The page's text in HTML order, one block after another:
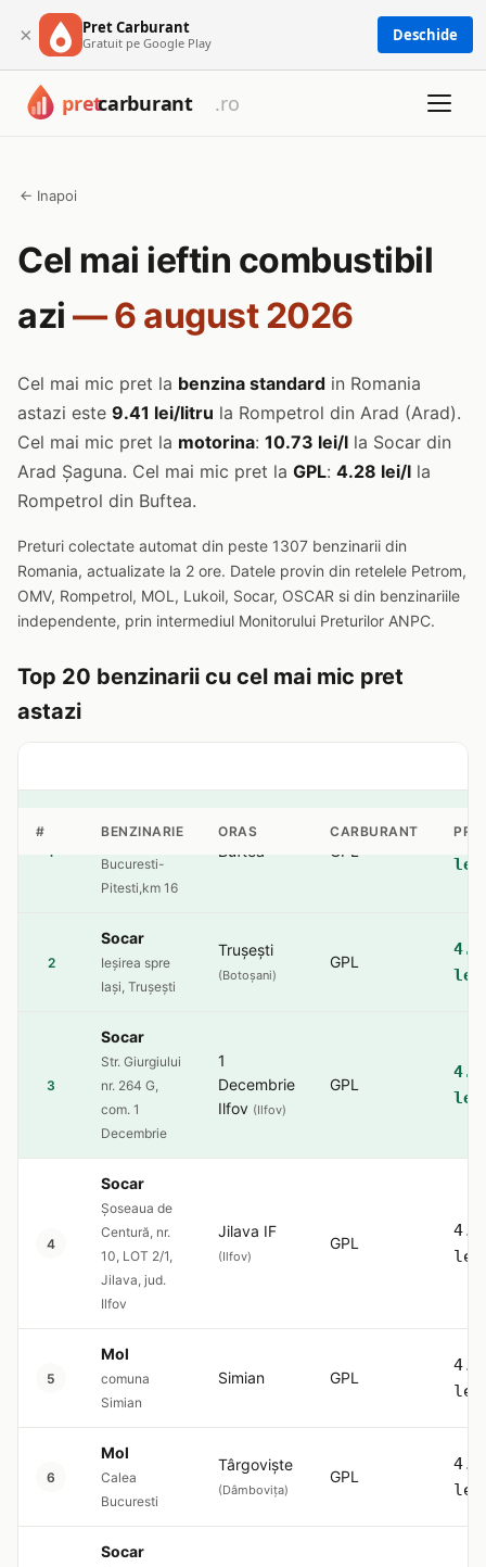
× Pret Carburant
Gratuit pe Google Play Deschide
← Inapoi
Cel mai ieftin combustibil
azi — 6 august 2026
Cel mai mic pret la benzina standard in Romania
astazi este 9.41 lei/litru la Rompetrol din Arad (Arad).
Cel mai mic pret la motorina: 10.73 lei/l la Socar din
Arad Șaguna. Cel mai mic pret la GPL: 4.28 lei/l la
Rompetrol din Buftea.
Preturi colectate automat din peste 1307 benzinarii din
Romania, actualizate la 2 ore. Datele provin din retelele Petrom,
OMV, Rompetrol, MOL, Lukoil, Socar, OSCAR si din benzinariile
independente, prin intermediul Monitorului Preturilor ANPC.
Top 20 benzinarii cu cel mai mic pret
astazi
# BENZINARIE ORAS CARBURANT
1
sos.
Bucuresti-
Pitesti,km 16
Buftea GPL
2
Socar
Ieșirea spre
Iași, Trușești
Trușești
(Botoșani)
GPL
3
Socar
Str. Giurgiului
nr. 264 G,
com. 1
Decembrie
1
Decembrie
Ilfov (Ilfov)
GPL
4
Socar
Șoseaua de
Centură, nr.
10, LOT 2/1,
Jilava, jud.
Ilfov
Jilava IF
(Ilfov)
GPL
5
Mol
comuna
Simian
Simian GPL
6
Mol
Calea
Bucuresti
Târgoviște
(Dâmbovița)
GPL
Socar